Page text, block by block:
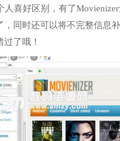
人喜好区别，有了
，同时还可以将不完整信息
过了哦！